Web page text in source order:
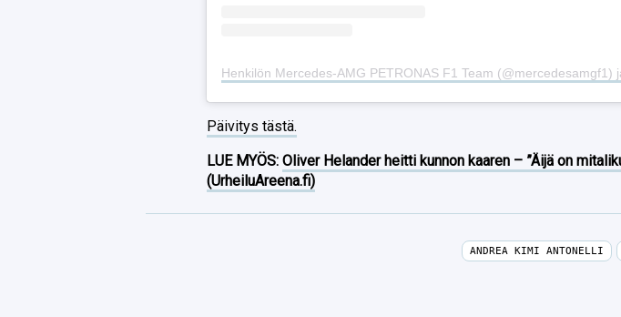
Päivitys tästä.
LUE MYÖS:Oliver Helander heitti kunnon kaaren – ”Äijä on
(UrheiluAreena.fi)
ANDREA KIMI ANTONELLI